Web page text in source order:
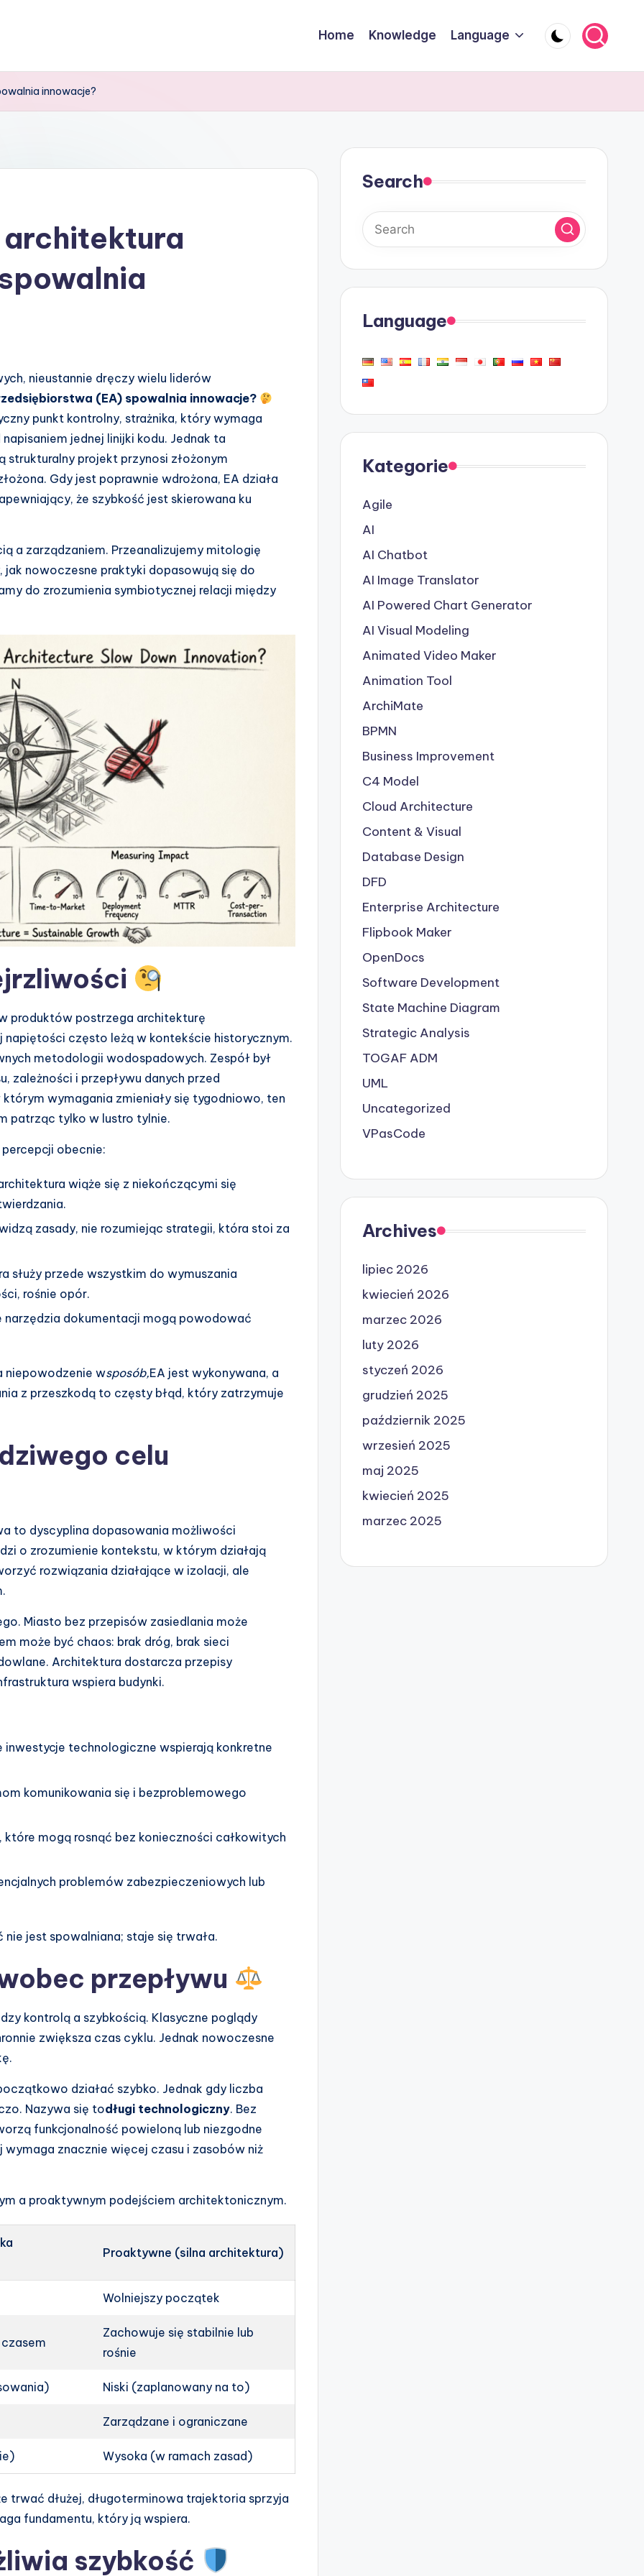
Home Knowledge Language
innowacje?
architektura
nieustannie dręczy wielu liderów
(EA) spowalnia innowacje?
punkt kontrolny, strażnika, który wymaga
jednej linijki kodu. Jednak ta
projekt przynosi złożonym
Gdy jest poprawnie wdrożona, EA działa
że szybkość jest skierowana ku
a zarządzaniem. Przeanalizujemy mitologię
nowoczesne praktyki dopasowują się do
do zrozumienia symbiotycznej relacji między
produktów postrzega architekturę
często leżą w kontekście historycznym.
metodologii wodospadowych. Zespół był
zależności i przepływu danych przed
wymagania zmieniały się tygodniowo, ten
patrząc tylko w lustro tylnie.
obecnie:
wiąże się z niekończącymi się
zasady, nie rozumiejąc strategii, która stoi za
służy przede wszystkim do wymuszania
rośnie opór.
narzędzia dokumentacji mogą powodować
niepowodzenie wsposób,EA jest wykonywana, a
z przeszkodą to częsty błąd, który zatrzymuje
celu
to dyscyplina dopasowania możliwości
o zrozumienie kontekstu, w którym działają
rozwiązania działające w izolacji, ale
Miasto bez przepisów zasiedlania może
może być chaos: brak dróg, brak sieci
Architektura dostarcza przepisy
wspiera budynki.
inwestycje technologiczne wspierają konkretne
komunikowania się i bezproblemowego
mogą rosnąć bez konieczności całkowitych
problemów zabezpieczeniowych lub
jest spowalniana; staje się trwała.
przepływu
kontrolą a szybkością. Klasyczne poglądy
zwiększa czas cyklu. Jednak nowoczesne
działać szybko. Jednak gdy liczba
Nazywa się todługi technologiczny. Bez
funkcjonalność powieloną lub niezgodne
znacznie więcej czasu i zasobów niż
a proaktywnym podejściem architektonicznym.
Proaktywne (silna architektura)
Wolniejszy początek
Zachowuje się stabilnie lub
rośnie
Niski (zaplanowany na to)
Zarządzane i ograniczane
Wysoka (w ramach zasad)
trwać dłużej, długoterminowa trajektoria sprzyja
fundamentu, który ją wspiera.
szybkość
Search
Language
Kategorie
Agile
AI
AI Chatbot
AI Image Translator
AI Powered Chart Generator
AI Visual Modeling
Animated Video Maker
Animation Tool
ArchiMate
BPMN
Business Improvement
C4 Model
Cloud Architecture
Content & Visual
Database Design
DFD
Enterprise Architecture
Flipbook Maker
OpenDocs
Software Development
State Machine Diagram
Strategic Analysis
TOGAF ADM
UML
Uncategorized
VPasCode
Archives
lipiec 2026
kwiecień 2026
marzec 2026
luty 2026
styczeń 2026
grudzień 2025
październik 2025
wrzesień 2025
maj 2025
kwiecień 2025
marzec 2025